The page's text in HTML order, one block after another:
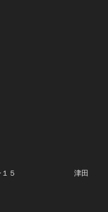
−１３−１５ 津田